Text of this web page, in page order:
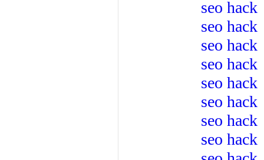
seo hack
seo hack
seo hack
seo hack
seo hack
seo hack
seo hack
seo hack